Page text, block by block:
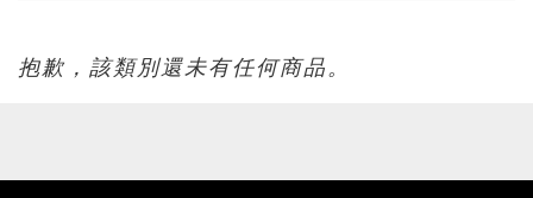
抱歉，該類別還未有任何商品。